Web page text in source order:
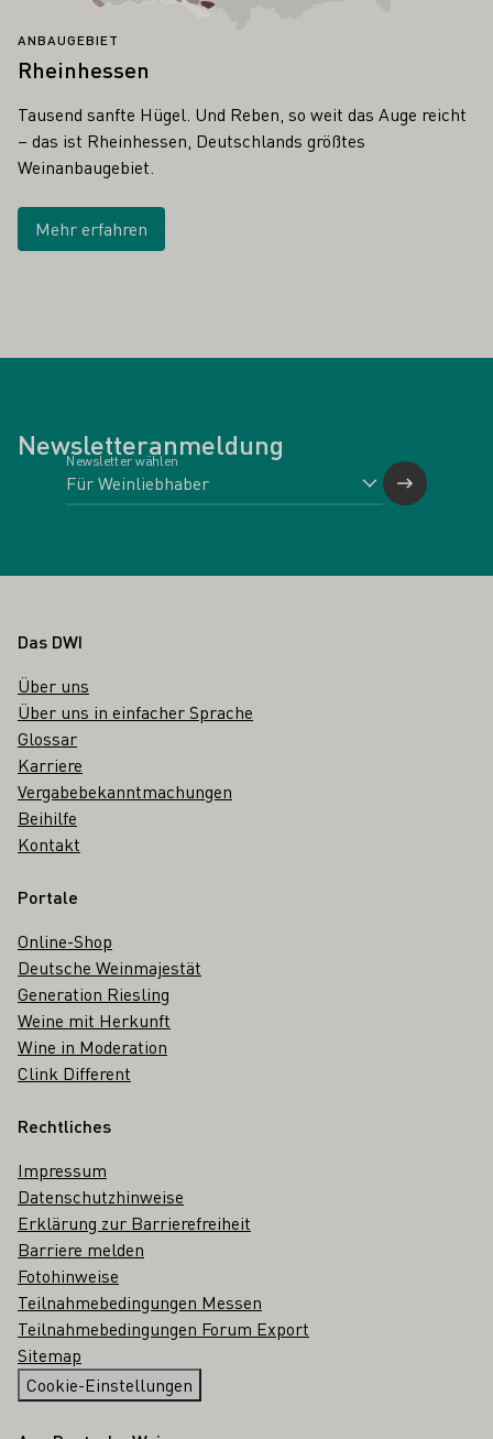
ANBAUGEBIET
Rheinhessen
Tausend sanfte Hügel. Und Reben, so weit das Auge reicht
– das ist Rheinhessen, Deutschlands größtes
Weinanbaugebiet.
Mehr erfahren
Newsletteranmeldung
Newsletter wählen
Fußbereich
Das DWI
Über uns
Über uns in einfacher Sprache
Glossar
Karriere
Vergabebekanntmachungen
Beihilfe
Kontakt
Portale
Online-Shop
Deutsche Weinmajestät
Generation Riesling
Weine mit Herkunft
Wine in Moderation
Clink Different
Rechtliches
Impressum
Datenschutzhinweise
Erklärung zur Barrierefreiheit
Barriere melden
Fotohinweise
Teilnahmebedingungen Messen
Teilnahmebedingungen Forum Export
Sitemap
Cookie-Einstellungen